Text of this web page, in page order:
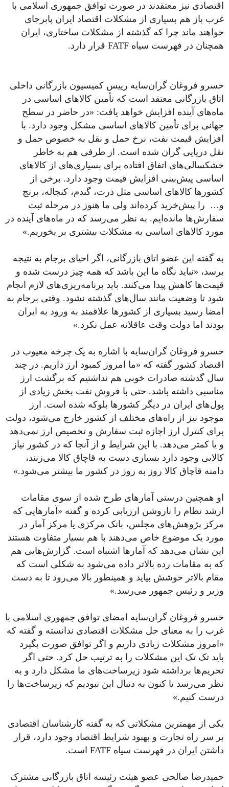
اقتصادی نیز معتقدند در صورت توافق جمهوری اسلامی با
غرب باز هم بسیاری از مشکلات اقتصاد ایران پابرجای
خواهند ماند چرا که گذشته از مشکلات ساختاری، ایران
همچنان در فهرست سیاه FATF قرار دارد.
خسرو فروغان گران‌سایه رییس کمیسیون بازرگانی داخلی
اتاق بازرگانی معتقد است که تأمین کالاهای اساسی در
ماه‌های آینده افزایش خواهد یافت: «در حاضر در سطح
جهانی برای تأمین کالاهای اساسی مشکل وجود دارد. با
افزایش قیمت نفت، نرخ حمل و نقل به خصوص حمل و
نقل دریایی گران شده است. از طرفی هم به خاطر
خشکسالی‌های اتفاق افتاده برای بسیاری‌های از کالاهای
اساسی پیش‌بینی افزایش قیمت وجود دارد. برخی از
کشورها کالاهای اساسی مثل ذرت، گندم، کنجاله، برنج
و… را پیش‌خرید کرده‌اند ولی ما هنوز در مرحله ثبت
سفارش‌ها مانده‌ایم. به نظر می‌رسد که در ماه‌های آینده در
مورد کالاهای اساسی به مشکلات بیشتری بر بخوریم.»
به گفته این عضو اتاق بازرگانی، اگر احیای برجام به نتیجه
برسد، «نباید نگاه ما این باشد که همه چیز درست شده و
قیمت‌ها کاهش پیدا می‌کنند. باید برنامه‌ریزی‌های لازم انجام
شود تا وضعیت مانند سال‌های گذشته نشود. وقتی برجام به
امضا رسید بسیاری از کشورها علاقمند به ورود به ایران
بودند اما دولت وقت عاقلانه عمل نکرد.»
خسرو فروغان گران‌سایه با اشاره به یک چرخه معیوب در
اقتصاد کشور گفته که «ما امروز کمبود ارز داریم. در چند
سال گذشته صادرات خوبی هم نداشتیم که برگشت ارز
مناسبی داشته باشد. حتی با فروش نفت بخش زیادی از
پول‌های ایران در دیگر کشورها بلوکه شده است. ارز
موجود نیز از راه‌های مختلف از کشور خارج می‌شود، دولت
برای کنترل ارز اجازه ثبت سفارش و تخصیص ارز نمی‌دهد
و یا کمتر می‌دهد. با این شرایط و از آنجا که در کشور نیاز
کالایی وجود دارد بسیاری دست به قاچاق کالا می‌زنند،
دامنه قاچاق کالا روز به روز در کشور ما بیشتر می‌شود.»
او همچنین درستی آمارهای طرح شده از سوی مقامات
ارشد نظام را ناروشن ارزیابی کرده و گفته «آمارهایی که
مرکز پژوهش‌های مجلس، بانک مرکزی یا مرکز آمار در
مورد یک موضوع خاص می‌دهند با هم بسیار متفاوت هستند
این نشان می‌دهد که آمارها اشتباه است. گزارش‌هایی هم
که به مقامات رده بالاتر داده می‌شود به شکلی است که
مقام بالاتر خوشش بیاید و همینطور بالا می‌رود تا به دست
وزیر و رئیس جمهور می‌رسد.»
خسرو فروغان گران‌سایه امضای توافق جمهوری اسلامی با
غرب را به معنای حل مشکلات اقتصادی ندانسته و گفته که
«امروز مشکلات زیادی داریم و اگر توافق صورت بگیرد
باید تک تک این مشکلات را به ترتیب حل کرد. حتی اگر
تحریم‌ها برداشته شود زیرساخت‌های ما مشکل دارد‌ و به
نظر می‌رسد تا کنون به دنبال این نبودیم که زیرساخت‌ها را
درست کنیم.»
یکی از مهمترین مشکلاتی که به گفته کارشناسان اقتصادی
بر سر راه تجارت و بهبود شرایط اقتصاد وجود دارد، قرار
داشتن ایران در فهرست سیاه FATF است.
حمیدرضا صالحی عضو هیئت رئیسه اتاق بازرگانی مشترک